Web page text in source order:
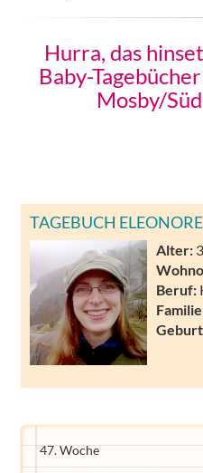
Hurra, das
Baby-
Mosby/
TAGEBUCH ELEONORE
Alter:
Beruf:
47. Woche